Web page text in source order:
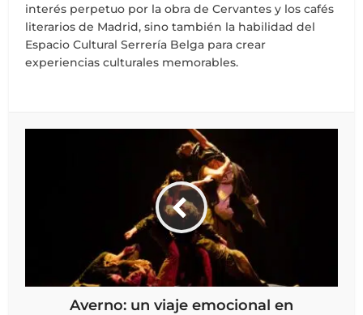
interés perpetuo por la obra de Cervantes y los cafés
literarios de Madrid, sino también la habilidad del
Espacio Cultural Serrería Belga para crear
experiencias culturales memorables.
Averno: un viaje emocional en